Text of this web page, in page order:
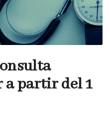
partir del 1